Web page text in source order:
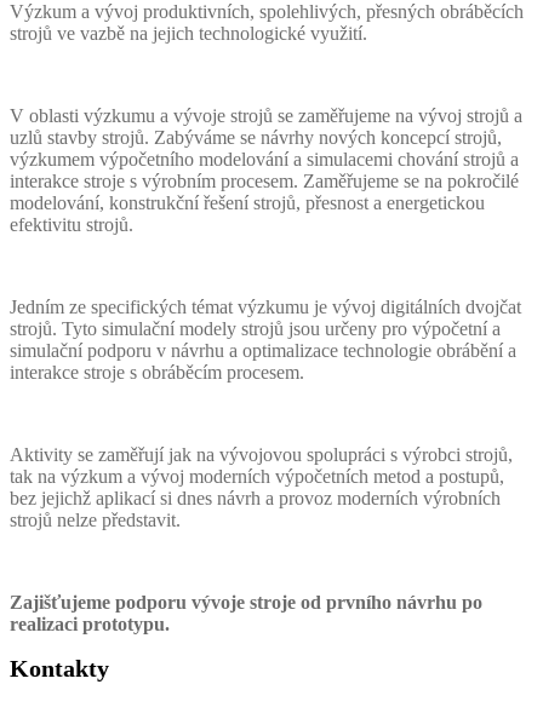
Výzkum a vývoj produktivních, spolehlivých, přesných obráběcích
strojů ve vazbě na jejich technologické využití.
V oblasti výzkumu a vývoje strojů se zaměřujeme na vývoj strojů a
uzlů stavby strojů. Zabýváme se návrhy nových koncepcí strojů,
výzkumem výpočetního modelování a simulacemi chování strojů a
interakce stroje s výrobním procesem. Zaměřujeme se na pokročilé
modelování, konstrukční řešení strojů, přesnost a energetickou
efektivitu strojů.
Jedním ze specifických témat výzkumu je vývoj digitálních dvojčat
strojů. Tyto simulační modely strojů jsou určeny pro výpočetní a
simulační podporu v návrhu a optimalizace technologie obrábění a
interakce stroje s obráběcím procesem.
Aktivity se zaměřují jak na vývojovou spolupráci s výrobci strojů,
tak na výzkum a vývoj moderních výpočetních metod a postupů,
bez jejichž aplikací si dnes návrh a provoz moderních výrobních
strojů nelze představit.
Zajišťujeme podporu vývoje stroje od prvního návrhu po
realizaci prototypu.
Kontakty